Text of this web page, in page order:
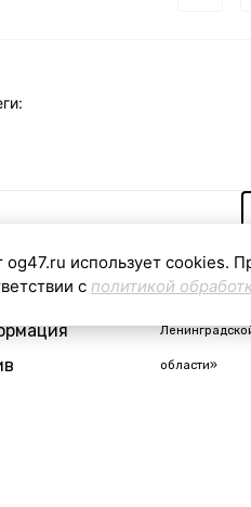
«Общая газета
области»
og47.ru использует cookies.
сполитикой